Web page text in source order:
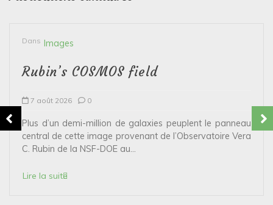
Dans Images
Rubin’s COSMOS field
7 août 2026 0
Plus d’un demi-million de galaxies peuplent le panneau
central de cette image provenant de l’Observatoire Vera
C. Rubin de la NSF-DOE au...
Lire la suite